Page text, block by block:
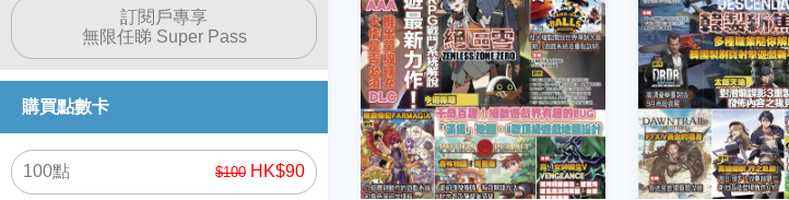
訂閱戶專享
無限任睇 Super Pass
購買點數卡
100點 $100 HK$90